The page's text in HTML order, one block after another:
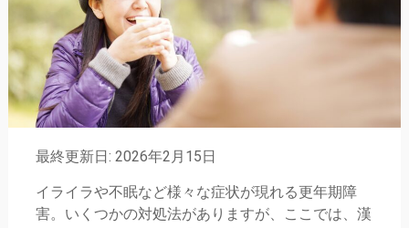
最終更新日: 2026年2月15日
イライラや不眠など様々な症状が現れる更年期障
害。いくつかの対処法がありますが、ここでは、漢